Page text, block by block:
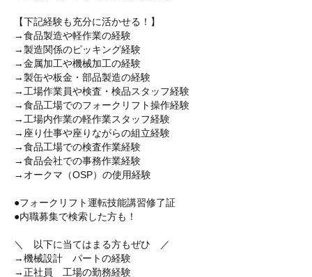
【下記経験も充分に活かせる！】
→食品製造や軽作業の経験
→製造関係のピッキング経験
→金属加工や機械加工の経験
→製缶や板金・部品製造の経験
→工場作業員や検査・検品スタッフ経験
→食品工場でのフォークリフト操作経験
→工場内作業の軽作業スタッフ経験
→座り仕事や座りながらの組立経験
→食品工場での検査作業経験
→食品会社での事務作業経験
→オークマ（OSP）の使用経験
●フォークリフト運転技能講習修了証
●内職募集で検索した方も！
＼ 以下に当てはまる方もぜひ ／
→機械設計 パートの経験
→正社員 工場の勤務経験